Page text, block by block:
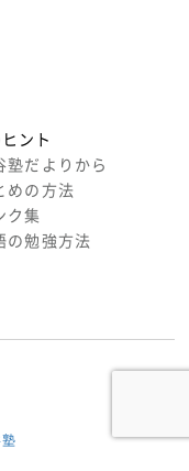
ント
塾だよりから
めの方法
ク集
の勉強方法